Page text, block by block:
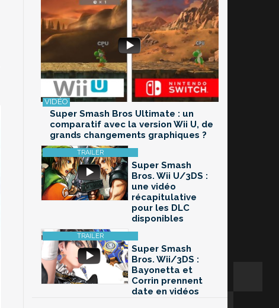
Super Smash Bros Ultimate : un
comparatif avec la version Wii U, de
grands changements graphiques ?
Super Smash
Bros. Wii U/3DS :
une vidéo
récapitulative
pour les DLC
disponibles
Super Smash
Bros. Wii/3DS :
Bayonetta et
Corrin prennent
date en vidéos